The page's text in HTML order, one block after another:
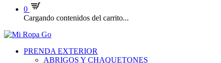
0
Cargando contenidos del carrito...
PRENDA EXTERIOR
ABRIGOS Y CHAQUETONES